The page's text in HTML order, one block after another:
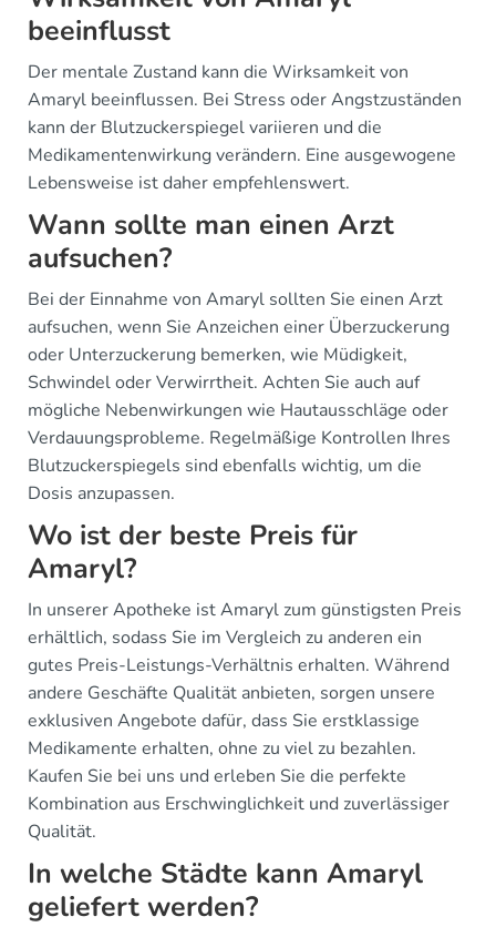
beeinflusst
Der mentale Zustand kann die Wirksamkeit von
Amaryl beeinflussen. Bei Stress oder Angstzuständen
kann der Blutzuckerspiegel variieren und die
Medikamentenwirkung verändern. Eine ausgewogene
Lebensweise ist daher empfehlenswert.
Wann sollte man einen Arzt
aufsuchen?
Bei der Einnahme von Amaryl sollten Sie einen Arzt
aufsuchen, wenn Sie Anzeichen einer Überzuckerung
oder Unterzuckerung bemerken, wie Müdigkeit,
Schwindel oder Verwirrtheit. Achten Sie auch auf
mögliche Nebenwirkungen wie Hautausschläge oder
Verdauungsprobleme. Regelmäßige Kontrollen Ihres
Blutzuckerspiegels sind ebenfalls wichtig, um die
Dosis anzupassen.
Wo ist der beste Preis für
Amaryl?
In unserer Apotheke ist Amaryl zum günstigsten Preis
erhältlich, sodass Sie im Vergleich zu anderen ein
gutes Preis-Leistungs-Verhältnis erhalten. Während
andere Geschäfte Qualität anbieten, sorgen unsere
exklusiven Angebote dafür, dass Sie erstklassige
Medikamente erhalten, ohne zu viel zu bezahlen.
Kaufen Sie bei uns und erleben Sie die perfekte
Kombination aus Erschwinglichkeit und zuverlässiger
Qualität.
In welche Städte kann Amaryl
geliefert werden?